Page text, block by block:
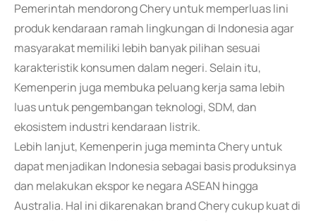
Pemerintah mendorong Chery untuk memperluas lini
produk kendaraan ramah lingkungan di Indonesia agar
masyarakat memiliki lebih banyak pilihan sesuai
karakteristik konsumen dalam negeri. Selain itu,
Kemenperin juga membuka peluang kerja sama lebih
luas untuk pengembangan teknologi, SDM, dan
ekosistem industri kendaraan listrik.
Lebih lanjut, Kemenperin juga meminta Chery untuk
dapat menjadikan Indonesia sebagai basis produksinya
dan melakukan ekspor ke negara ASEAN hingga
Australia. Hal ini dikarenakan brand Chery cukup kuat di